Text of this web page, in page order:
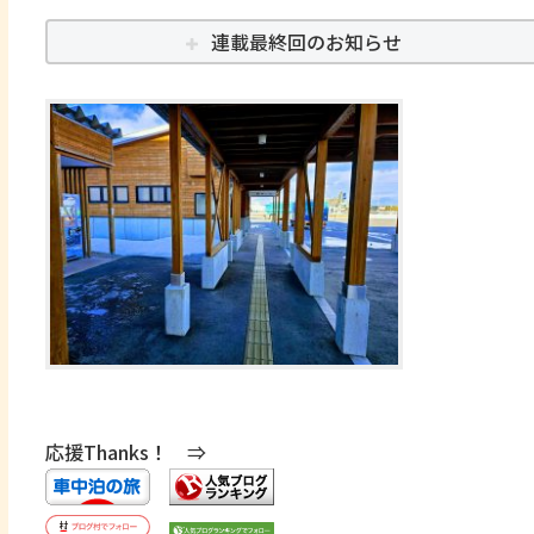
連載最終回のお知らせ
応援Thanks！ ⇒